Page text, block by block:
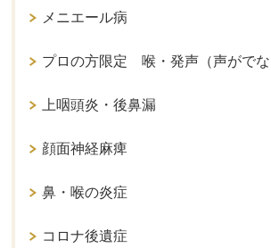
メニエール病
プロの方限定 喉・発声（声がでな
上咽頭炎・後鼻漏
顔面神経麻痺
鼻・喉の炎症
コロナ後遺症